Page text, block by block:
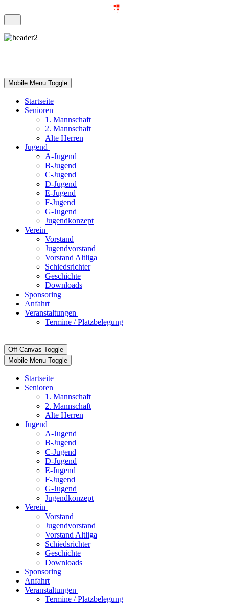
Mobile Menu Toggle
Startseite
Senioren
1. Mannschaft
2. Mannschaft
Alte Herren
Jugend
A-Jugend
B-Jugend
C-Jugend
D-Jugend
E-Jugend
F-Jugend
G-Jugend
Jugendkonzept
Verein
Vorstand
Jugendvorstand
Vorstand Altliga
Schiedsrichter
Geschichte
Downloads
Sponsoring
Anfahrt
Veranstaltungen
Termine / Platzbelegung
Off-Canvas Toggle
Mobile Menu Toggle
Startseite
Senioren
1. Mannschaft
2. Mannschaft
Alte Herren
Jugend
A-Jugend
B-Jugend
C-Jugend
D-Jugend
E-Jugend
F-Jugend
G-Jugend
Jugendkonzept
Verein
Vorstand
Jugendvorstand
Vorstand Altliga
Schiedsrichter
Geschichte
Downloads
Sponsoring
Anfahrt
Veranstaltungen
Termine / Platzbelegung